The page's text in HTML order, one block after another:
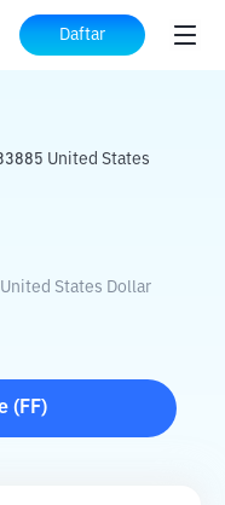
Daftar
United States
States Dollar
( FF)